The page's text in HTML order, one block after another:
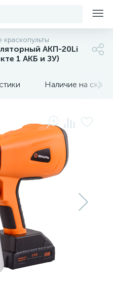
АКП-20Li
1 АКБ и ЗУ)
Наличие на